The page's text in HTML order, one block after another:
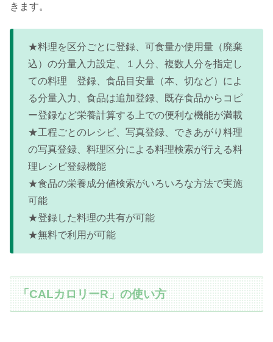
きます。
★料理を区分ごとに登録、可食量か使用量（廃棄
込）の分量入力設定、１人分、複数人分を指定し
ての料理 登録、食品目安量（本、切など）によ
る分量入力、食品は追加登録、既存食品からコピ
ー登録など栄養計算する上での便利な機能が満載
★工程ごとのレシピ、写真登録、できあがり料理
の写真登録、料理区分による料理検索が行える料
理レシピ登録機能
★食品の栄養成分値検索がいろいろな方法で実施
可能
★登録した料理の共有が可能
★無料で利用が可能
「CALカロリーR」の使い方